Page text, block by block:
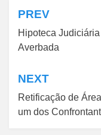
Navegação
de
PREV
Hipoteca
Averbada
NEXT
Retificação de
um dos